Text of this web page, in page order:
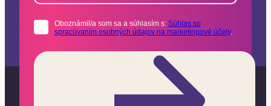
Oboznámil/a som sa a súhlasím s: Súhlas so
spracúvaním osobných údajov na marketingové účely.